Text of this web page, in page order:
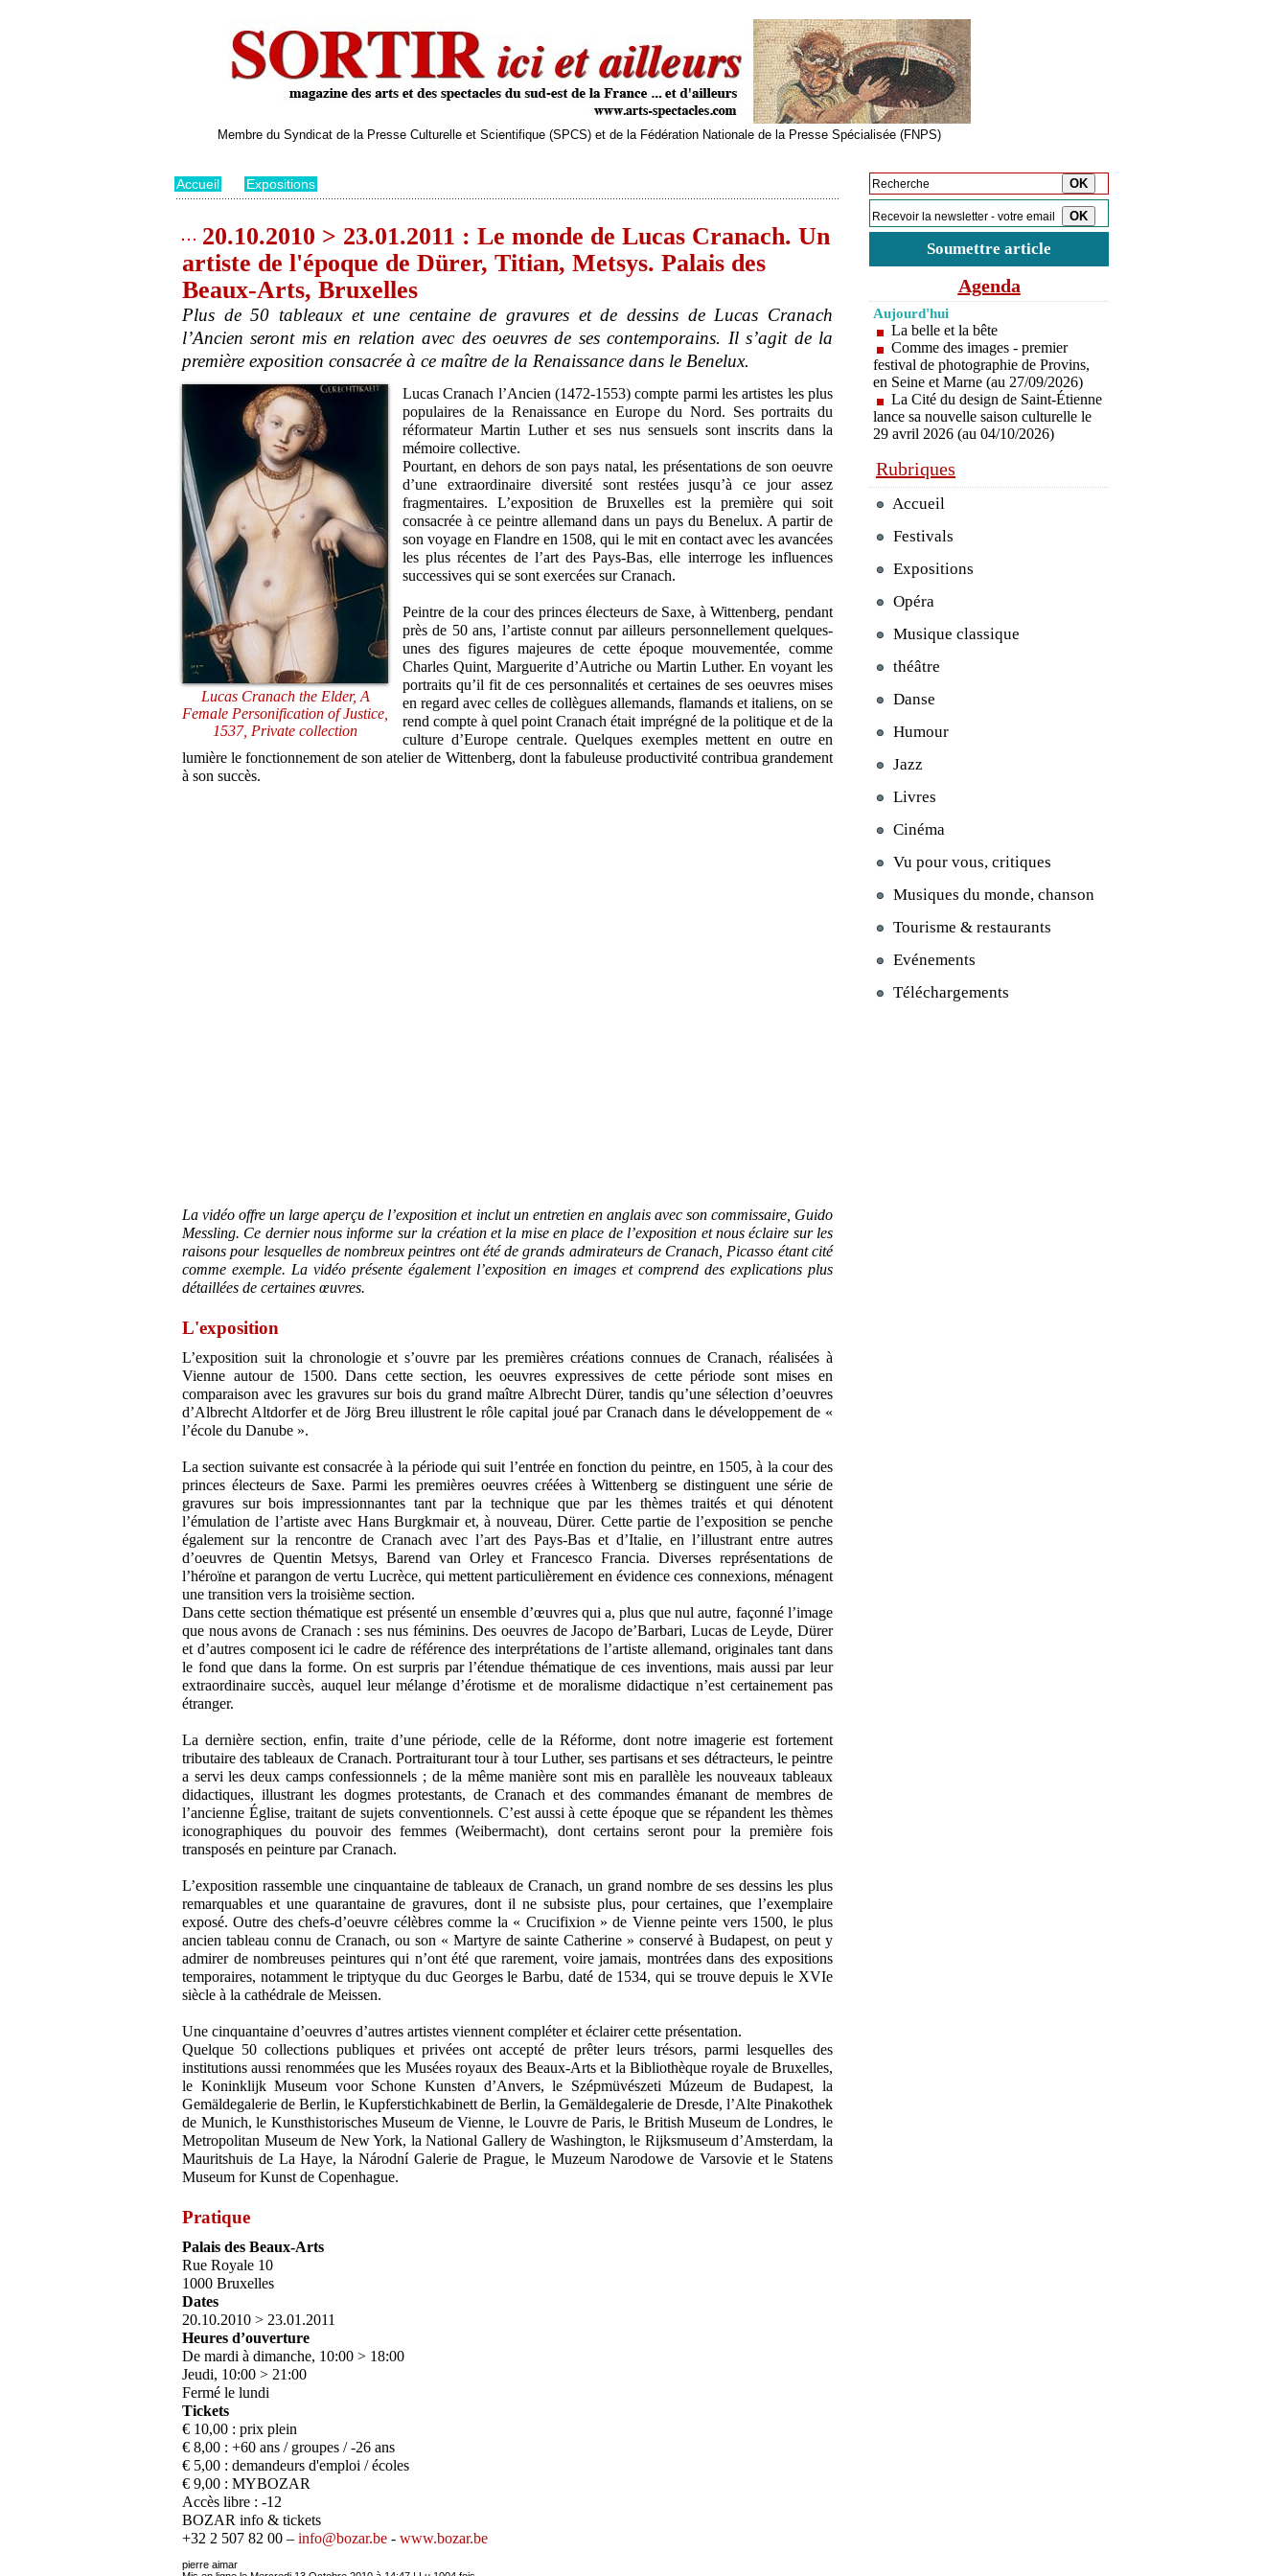
Membre du Syndicat de la Presse Culturelle et Scientifique (SPCS) et de la Fédération Nationale de la Presse Spécialisée (FNPS)
Accueil Expositions
20.10.2010 > 23.01.2011 : Le monde de Lucas Cranach. Un
artiste de l'époque de Dürer, Titian, Metsys. Palais des
Beaux-Arts, Bruxelles
Plus de 50 tableaux et une centaine de gravures et de dessins de Lucas Cranach
l’Ancien seront mis en relation avec des oeuvres de ses contemporains. Il s’agit de la
première exposition consacrée à ce maître de la Renaissance dans le Benelux.
Lucas Cranach the Elder, A
Female Personification of Justice,
1537, Private collection
Lucas Cranach l’Ancien (1472-1553) compte parmi les artistes les plus
populaires de la Renaissance en Europe du Nord. Ses portraits du
réformateur Martin Luther et ses nus sensuels sont inscrits dans la
mémoire collective.
Pourtant, en dehors de son pays natal, les présentations de son oeuvre
d’une extraordinaire diversité sont restées jusqu’à ce jour assez
fragmentaires. L’exposition de Bruxelles est la première qui soit
consacrée à ce peintre allemand dans un pays du Benelux. A partir de
son voyage en Flandre en 1508, qui le mit en contact avec les avancées
les plus récentes de l’art des Pays-Bas, elle interroge les influences
successives qui se sont exercées sur Cranach.
Peintre de la cour des princes électeurs de Saxe, à Wittenberg, pendant
près de 50 ans, l’artiste connut par ailleurs personnellement quelques-
unes des figures majeures de cette époque mouvementée, comme
Charles Quint, Marguerite d’Autriche ou Martin Luther. En voyant les
portraits qu’il fit de ces personnalités et certaines de ses oeuvres mises
en regard avec celles de collègues allemands, flamands et italiens, on se
rend compte à quel point Cranach était imprégné de la politique et de la
culture d’Europe centrale. Quelques exemples mettent en outre en
lumière le fonctionnement de son atelier de Wittenberg, dont la fabuleuse productivité contribua grandement
à son succès.
La vidéo offre un large aperçu de l’exposition et inclut un entretien en anglais avec son commissaire, Guido
Messling. Ce dernier nous informe sur la création et la mise en place de l’exposition et nous éclaire sur les
raisons pour lesquelles de nombreux peintres ont été de grands admirateurs de Cranach, Picasso étant cité
comme exemple. La vidéo présente également l’exposition en images et comprend des explications plus
détaillées de certaines œuvres.
L'exposition
L’exposition suit la chronologie et s’ouvre par les premières créations connues de Cranach, réalisées à
Vienne autour de 1500. Dans cette section, les oeuvres expressives de cette période sont mises en
comparaison avec les gravures sur bois du grand maître Albrecht Dürer, tandis qu’une sélection d’oeuvres
d’Albrecht Altdorfer et de Jörg Breu illustrent le rôle capital joué par Cranach dans le développement de «
l’école du Danube ».
La section suivante est consacrée à la période qui suit l’entrée en fonction du peintre, en 1505, à la cour des
princes électeurs de Saxe. Parmi les premières oeuvres créées à Wittenberg se distinguent une série de
gravures sur bois impressionnantes tant par la technique que par les thèmes traités et qui dénotent
l’émulation de l’artiste avec Hans Burgkmair et, à nouveau, Dürer. Cette partie de l’exposition se penche
également sur la rencontre de Cranach avec l’art des Pays-Bas et d’Italie, en l’illustrant entre autres
d’oeuvres de Quentin Metsys, Barend van Orley et Francesco Francia. Diverses représentations de
l’héroïne et parangon de vertu Lucrèce, qui mettent particulièrement en évidence ces connexions, ménagent
une transition vers la troisième section.
Dans cette section thématique est présenté un ensemble d’œuvres qui a, plus que nul autre, façonné l’image
que nous avons de Cranach : ses nus féminins. Des oeuvres de Jacopo de’Barbari, Lucas de Leyde, Dürer
et d’autres composent ici le cadre de référence des interprétations de l’artiste allemand, originales tant dans
le fond que dans la forme. On est surpris par l’étendue thématique de ces inventions, mais aussi par leur
extraordinaire succès, auquel leur mélange d’érotisme et de moralisme didactique n’est certainement pas
étranger.
La dernière section, enfin, traite d’une période, celle de la Réforme, dont notre imagerie est fortement
tributaire des tableaux de Cranach. Portraiturant tour à tour Luther, ses partisans et ses détracteurs, le peintre
a servi les deux camps confessionnels ; de la même manière sont mis en parallèle les nouveaux tableaux
didactiques, illustrant les dogmes protestants, de Cranach et des commandes émanant de membres de
l’ancienne Église, traitant de sujets conventionnels. C’est aussi à cette époque que se répandent les thèmes
iconographiques du pouvoir des femmes (Weibermacht), dont certains seront pour la première fois
transposés en peinture par Cranach.
L’exposition rassemble une cinquantaine de tableaux de Cranach, un grand nombre de ses dessins les plus
remarquables et une quarantaine de gravures, dont il ne subsiste plus, pour certaines, que l’exemplaire
exposé. Outre des chefs-d’oeuvre célèbres comme la « Crucifixion » de Vienne peinte vers 1500, le plus
ancien tableau connu de Cranach, ou son « Martyre de sainte Catherine » conservé à Budapest, on peut y
admirer de nombreuses peintures qui n’ont été que rarement, voire jamais, montrées dans des expositions
temporaires, notamment le triptyque du duc Georges le Barbu, daté de 1534, qui se trouve depuis le XVIe
siècle à la cathédrale de Meissen.
Une cinquantaine d’oeuvres d’autres artistes viennent compléter et éclairer cette présentation.
Quelque 50 collections publiques et privées ont accepté de prêter leurs trésors, parmi lesquelles des
institutions aussi renommées que les Musées royaux des Beaux-Arts et la Bibliothèque royale de Bruxelles,
le Koninklijk Museum voor Schone Kunsten d’Anvers, le Szépmüvészeti Múzeum de Budapest, la
Gemäldegalerie de Berlin, le Kupferstichkabinett de Berlin, la Gemäldegalerie de Dresde, l’Alte Pinakothek
de Munich, le Kunsthistorisches Museum de Vienne, le Louvre de Paris, le British Museum de Londres, le
Metropolitan Museum de New York, la National Gallery de Washington, le Rijksmuseum d’Amsterdam, la
Mauritshuis de La Haye, la Národní Galerie de Prague, le Muzeum Narodowe de Varsovie et le Statens
Museum for Kunst de Copenhague.
Pratique
Palais des Beaux-Arts
Rue Royale 10
1000 Bruxelles
Dates
20.10.2010 > 23.01.2011
Heures d’ouverture
De mardi à dimanche, 10:00 > 18:00
Jeudi, 10:00 > 21:00
Fermé le lundi
Tickets
€ 10,00 : prix plein
€ 8,00 : +60 ans / groupes / -26 ans
€ 5,00 : demandeurs d'emploi / écoles
€ 9,00 : MYBOZAR
Accès libre : -12
BOZAR info & tickets
+32 2 507 82 00 – info@bozar.be - www.bozar.be
pierre aimar
Soumettre article
Agenda
Aujourd'hui
La belle et la bête
Comme des images - premier
festival de photographie de Provins,
en Seine et Marne (au 27/09/2026)
La Cité du design de Saint-Étienne
lance sa nouvelle saison culturelle le
29 avril 2026 (au 04/10/2026)
Rubriques
Accueil
Festivals
Expositions
Opéra
Musique classique
théâtre
Danse
Humour
Jazz
Livres
Cinéma
Vu pour vous, critiques
Musiques du monde, chanson
Tourisme & restaurants
Evénements
Téléchargements